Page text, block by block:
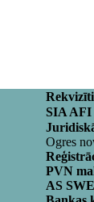
Rekvizīti
SIA AFI
Ogres
PVN
AS